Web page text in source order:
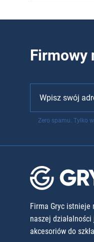
Firmowy
Zero spamu. Tylko
Firma Gryc istnieje
naszej
akcesoriów do